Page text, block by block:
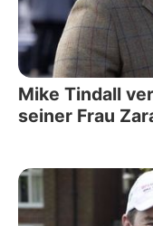
Mike Tindall
seiner Frau